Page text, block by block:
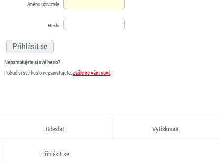
Jméno uživatele
Heslo
Nepamatujete si své heslo?
Pokud si své heslo nepamatujete,zašleme vám nové.
Odeslat Vytisknout
Přihlásit se